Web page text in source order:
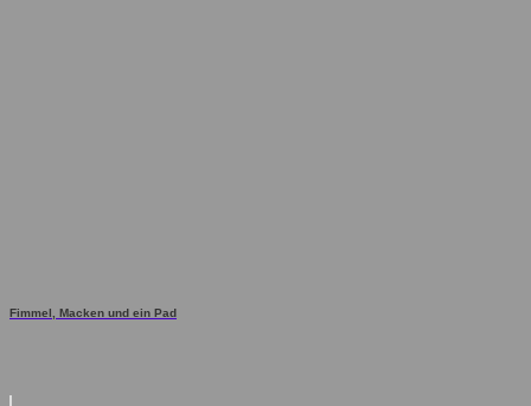
Fimmel, Macken und ein Pad